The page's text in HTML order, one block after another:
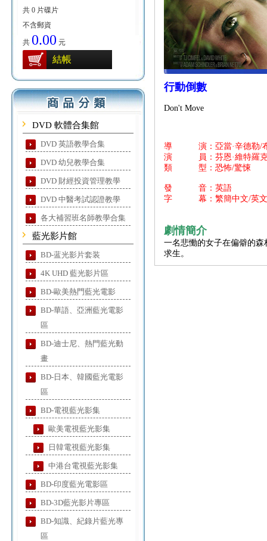
共 0 片碟片
不含郵資
共 0.00 元
結帳
DVD 軟體合集館
DVD 英語教學合集
DVD 幼兒教學合集
DVD 財經投資管理教學
DVD 中醫考試認證教學
各大補習班名師教學合集
藍光影片館
BD-蓝光影片套装
4K UHD 藍光影片區
BD-歐美熱門藍光電影
BD-華語、亞洲藍光電影
區
BD-迪士尼、熱門藍光動
畫
BD-日本、韓國藍光電影
區
BD-電視藍光影集
歐美電視藍光影集
日韓電視藍光影集
中港台電視藍光影集
BD-印度藍光電影區
BD-3D藍光影片專區
BD-知識、紀錄片藍光專
區
行動倒數
Don't Move
導 演：亞當·辛德勒/布
演 員：芬恩·維特羅克/
類 型：恐怖/驚悚
發 音：英語
字 幕：繁簡中文/英文
劇情簡介
一名悲慟的女子在偏僻的
求生。